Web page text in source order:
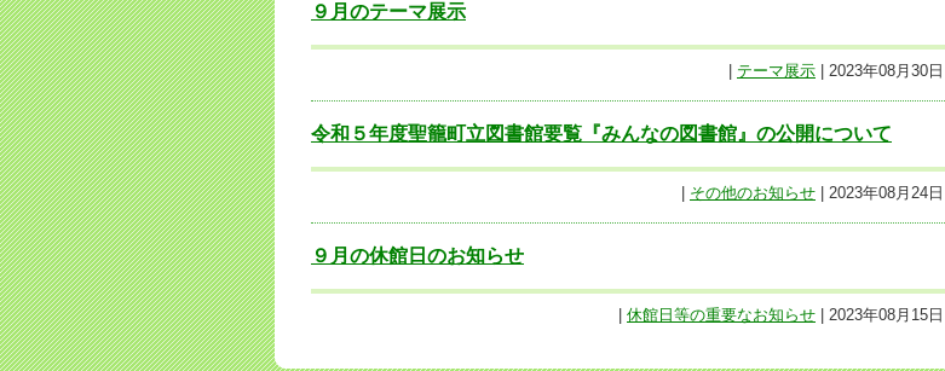
９月のテーマ展示
テーマ展示 | 2023年08月30日 |
令和５年度聖籠町立図書館要覧『みんなの図書館』の公開について
その他のお知らせ | 2023年08月24日 |
９月の休館日のお知らせ
休館日等の重要なお知らせ | 2023年08月15日 |